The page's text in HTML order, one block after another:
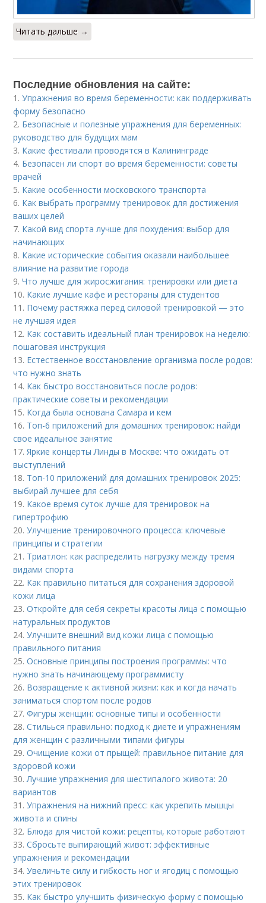
Читать дальше →
Последние обновления на сайте:
1.Упражнения во время беременности: как поддерживать
форму безопасно
2. Безопасные и полезные упражнения для беременных:
руководство для будущих мам
3. Какие фестивали проводятся в Калининграде
4. Безопасен ли спорт во время беременности: советы
врачей
5. Какие особенности московского транспорта
6. Как выбрать программу тренировок для достижения
ваших целей
7. Какой вид спорта лучше для похудения: выбор для
начинающих
8. Какие исторические события оказали наибольшее
влияние на развитие города
9.Что лучше для жиросжигания: тренировки или диета
10. Какие лучшие кафе и рестораны для студентов
11. Почему растяжка перед силовой тренировкой — это
не лучшая идея
12. Как составить идеальный план тренировок на неделю:
пошаговая инструкция
13. Естественное восстановление организма после родов:
что нужно знать
14. Как быстро восстановиться после родов:
практические советы и рекомендации
15. Когда была основана Самара и кем
16. Топ-6 приложений для домашних тренировок: найди
свое идеальное занятие
17.Яркие концерты Линды в Москве: что ожидать от
выступлений
18. Топ-10 приложений для домашних тренировок 2025:
выбирай лучшее для себя
19. Какое время суток лучше для тренировок на
гипертрофию
20.Улучшение тренировочного процесса: ключевые
принципы и стратегии
21. Триатлон: как распределить нагрузку между тремя
видами спорта
22. Как правильно питаться для сохранения здоровой
кожи лица
23.Откройте для себя секреты красоты лица с помощью
натуральных продуктов
24.Улучшите внешний вид кожи лица с помощью
правильного питания
25.Основные принципы построения программы: что
нужно знать начинающему программисту
26. Возвращение к активной жизни: как и когда начать
заниматься спортом после родов
27.Фигуры женщин: основные типы и особенности
28.Стильься правильно: подход к диете и упражнениям
для женщин с различными типами фигуры
29.Очищение кожи от прыщей: правильное питание для
здоровой кожи
30.Лучшие упражнения для шестипалого живота: 20
вариантов
31.Упражнения на нижний пресс: как укрепить мышцы
живота и спины
32. Блюда для чистой кожи: рецепты, которые работают
33.Сбросьте выпирающий живот: эффективные
упражнения и рекомендации
34.Увеличьте силу и гибкость ног и ягодиц с помощью
этих тренировок
35. Как быстро улучшить физическую форму с помощью